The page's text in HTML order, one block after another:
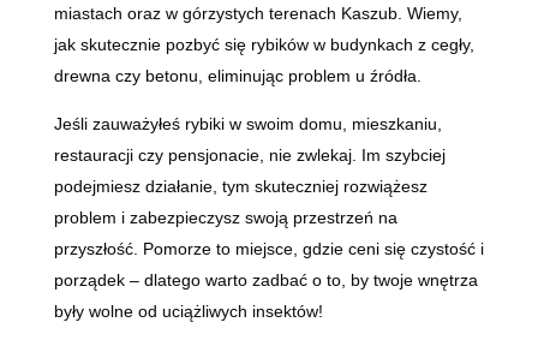
miastach oraz w górzystych terenach Kaszub. Wiemy,
jak skutecznie pozbyć się rybików w budynkach z cegły,
drewna czy betonu, eliminując problem u źródła.
Jeśli zauważyłeś rybiki w swoim domu, mieszkaniu,
restauracji czy pensjonacie, nie zwlekaj. Im szybciej
podejmiesz działanie, tym skuteczniej rozwiążesz
problem i zabezpieczysz swoją przestrzeń na
przyszłość. Pomorze to miejsce, gdzie ceni się czystość i
porządek – dlatego warto zadbać o to, by twoje wnętrza
były wolne od uciążliwych insektów!